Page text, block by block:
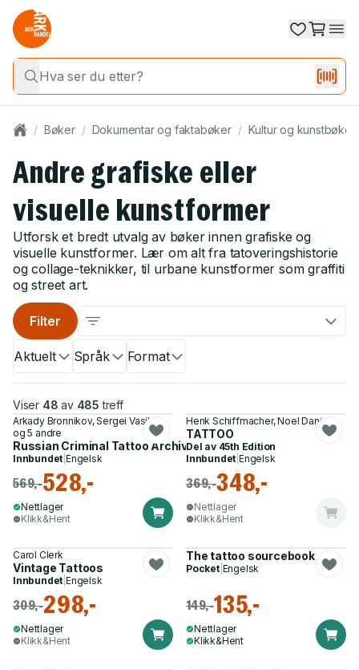
/ Bøker / Dokumentar og faktabøker / Kultur og kunstbøker
Andre grafiske eller
visuelle kunstformer
Utforsk et bredt utvalg av bøker innen grafiske og
visuelle kunstformer. Lær om alt fra tatoveringshistorie
og collage-teknikker, til urbane kunstformer som graffiti
og street art.
Aktuelt Språk Format
Filter
Viser 48 av 485 treff
Arkady Bronnikov, Sergei Vasilev
og 5 andre
Russian Criminal Tattoo Archive
Innbundet |Engelsk
569,-528,-
Nettlager
Klikk&Hent
Henk Schiffmacher, Noel Daniel
TATTOO
Del av 45th Edition
Innbundet |Engelsk
369,-348,-
Nettlager
Klikk&Hent
Carol Clerk
Vintage Tattoos
Innbundet |Engelsk
309,-298,-
Nettlager
Klikk&Hent
The tattoo sourcebook
Pocket| Engelsk
149,-135,-
Nettlager
Klikk&Hent